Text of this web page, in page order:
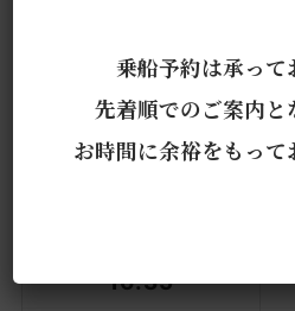
11:10
12:45
16:35
乗船予約は承って
先着順でのご案内と
お時間に余裕をもって